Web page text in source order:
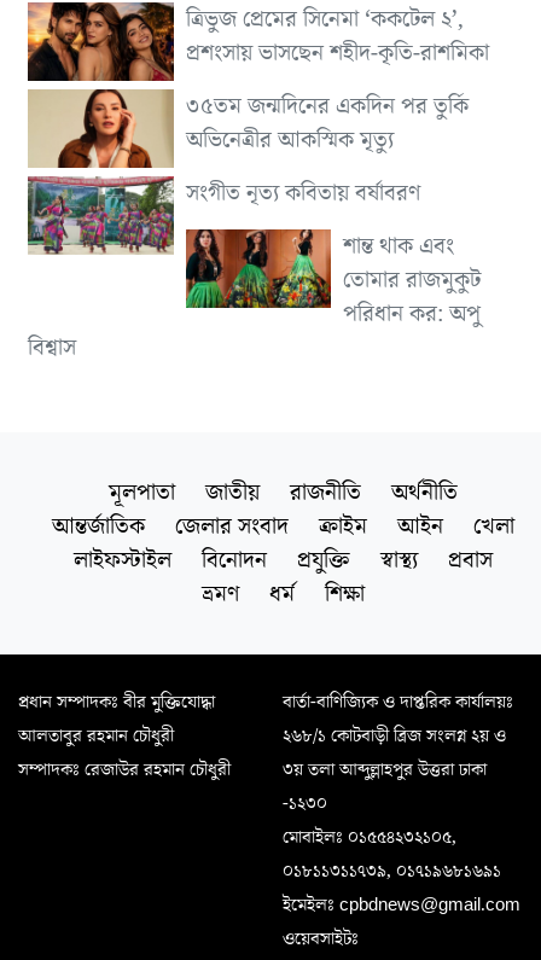
ত্রিভুজ প্রেমের সিনেমা ‘ককটেল ২’,
প্রশংসায় ভাসছেন শহীদ-কৃতি-রাশমিকা
৩৫তম জন্মদিনের একদিন পর তুর্কি
অভিনেত্রীর আকস্মিক মৃত্যু
সংগীত নৃত্য কবিতায় বর্ষাবরণ
শান্ত থাক এবং
তোমার রাজমুকুট
পরিধান কর: অপু
বিশ্বাস
মূলপাতা জাতীয় রাজনীতি
অর্থনীতি
আন্তর্জাতিক
জেলার সংবাদ ক্রাইম আইন
খেলা
লাইফস্টাইল
বিনোদন প্রযুক্তি স্বাস্থ্য
প্রবাস
ভ্রমণ
ধর্ম শিক্ষা
প্রধান সম্পাদকঃ বীর মুক্তিযোদ্ধা
আলতাবুর রহমান চৌধুরী
সম্পাদকঃ রেজাউর রহমান চৌধুরী
বার্তা-বাণিজ্যিক ও দাপ্তরিক কার্যালয়ঃ
২৬৮/১ কোটবাড়ী ব্রিজ সংলগ্ন ২য় ও
৩য় তলা আব্দুল্লাহপুর উত্তরা ঢাকা
-১২৩০
মোবাইলঃ ০১৫৫৪২৩২১০৫,
০১৮১১৩১১৭৩৯, ০১৭১৯৬৮১৬৯১
ইমেইলঃ cpbdnews@gmail.com
ওয়েবসাইটঃ